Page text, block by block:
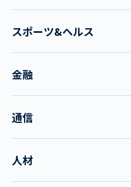
スポーツ&ヘルス
金融
通信
人材